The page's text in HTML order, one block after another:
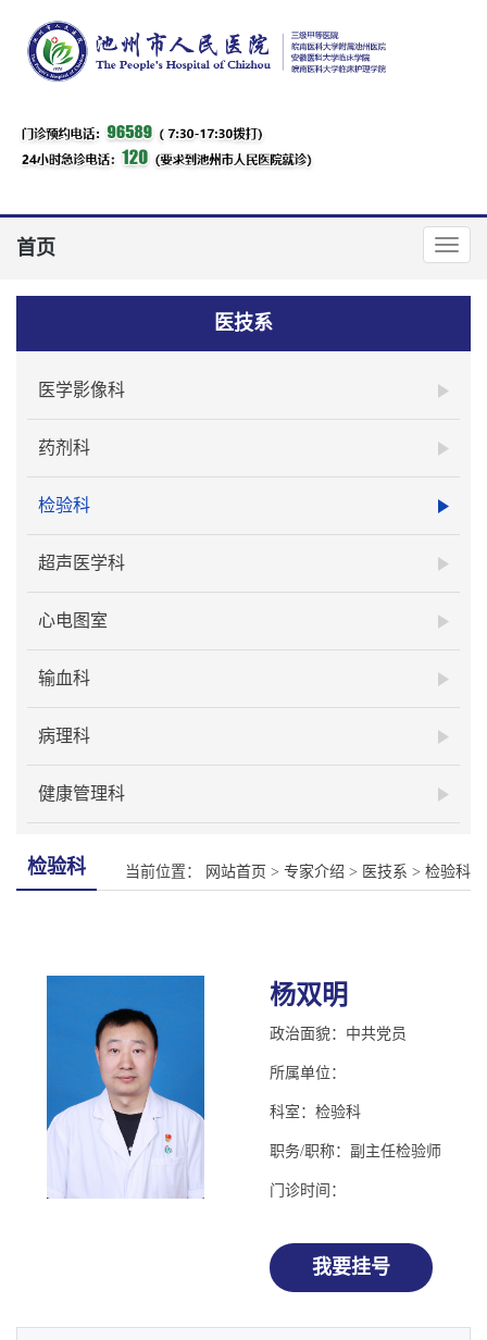
首页
医技系
医学影像科
药剂科
检验科
超声医学科
心电图室
输血科
病理科
健康管理科
检验科 当前位置： 网站首页 > 专家介绍 > 医技系 > 检验科
杨双明
政治面貌：中共党员
所属单位：
科室：检验科
职务/职称：副主任检验师
门诊时间：
我要挂号